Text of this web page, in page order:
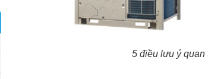
5 điều lưu ý quan